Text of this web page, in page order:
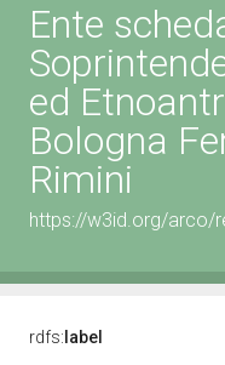
Ente
ed
Bologna
Rimini
https://w3id.org/arco/
rdfs: label